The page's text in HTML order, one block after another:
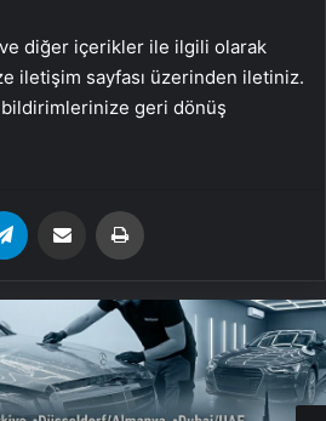
ve diğer içerikler ile ilgili olarak
iletişim sayfası üzerinden iletiniz.
geri dönüş
Email'den paylaş